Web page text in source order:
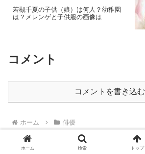
若槻千夏の子供（娘）は何人？幼稚園
は？メレンゲと子供服の画像は
コメント
コメントを書き込む
ホーム 俳優
ホーム 検索 トップ